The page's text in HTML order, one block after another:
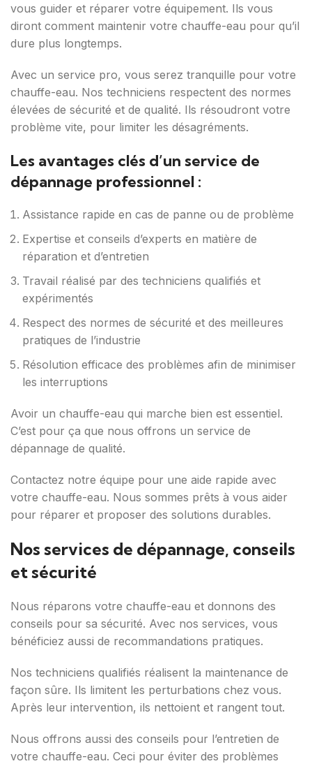
vous guider et réparer votre équipement. Ils vous
diront comment maintenir votre chauffe-eau pour qu’il
dure plus longtemps.
Avec un service pro, vous serez tranquille pour votre
chauffe-eau. Nos techniciens respectent des normes
élevées de sécurité et de qualité. Ils résoudront votre
problème vite, pour limiter les désagréments.
Les avantages clés d’un service de
dépannage professionnel :
Assistance rapide en cas de panne ou de problème
Expertise et conseils d’experts en matière de
réparation et d’entretien
Travail réalisé par des techniciens qualifiés et
expérimentés
Respect des normes de sécurité et des meilleures
pratiques de l’industrie
Résolution efficace des problèmes afin de minimiser
les interruptions
Avoir un chauffe-eau qui marche bien est essentiel.
C’est pour ça que nous offrons un service de
dépannage de qualité.
Contactez notre équipe pour une aide rapide avec
votre chauffe-eau. Nous sommes prêts à vous aider
pour réparer et proposer des solutions durables.
Nos services de dépannage, conseils
et sécurité
Nous réparons votre chauffe-eau et donnons des
conseils pour sa sécurité. Avec nos services, vous
bénéficiez aussi de recommandations pratiques.
Nos techniciens qualifiés réalisent la maintenance de
façon sûre. Ils limitent les perturbations chez vous.
Après leur intervention, ils nettoient et rangent tout.
Nous offrons aussi des conseils pour l’entretien de
votre chauffe-eau. Ceci pour éviter des problèmes